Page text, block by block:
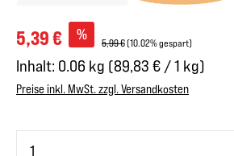
Verkaufspreis:
5,39 € % Regulärer Preis:
5,99 €(10.02% gespart)
Inhalt: 0.06 kg (89,83 € / 1 kg)
Preise inkl. MwSt. zzgl. Versandkosten